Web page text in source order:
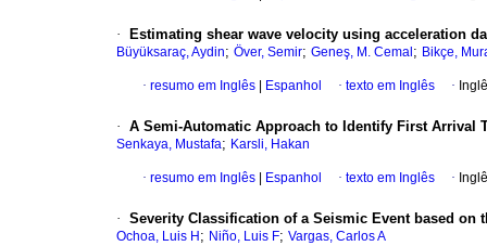
· Estimating shear wave velocity using acceleration
Büyüksaraç, Aydin; Över, Semir; Geneş, M. Cemal ; Bikçe,
· resumo em Inglês Espanhol · texto em Inglês ·
· A Semi-Automatic Approach to Identify First Arrival
Senkaya, Mustafa; Karsli, Hakan
· resumo em Inglês Espanhol · texto em Inglês ·
· Severity Classification of a Seismic Event based on
Ochoa, Luis H ; Niño, Luis F; Vargas, Carlos A